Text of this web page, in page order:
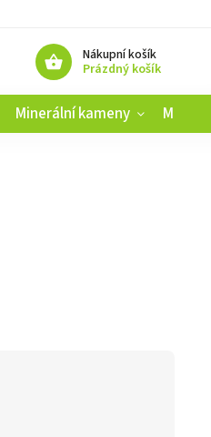
Nákupní košík
Prázdný košík
Minerální kameny